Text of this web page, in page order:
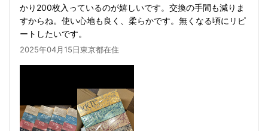
かり200枚入っているのが嬉しいです。交換の手間も減りま
すからね。使い心地も良く、柔らかです。無くなる頃にリピ
ートしたいです。
2025年04月15日東京都在住